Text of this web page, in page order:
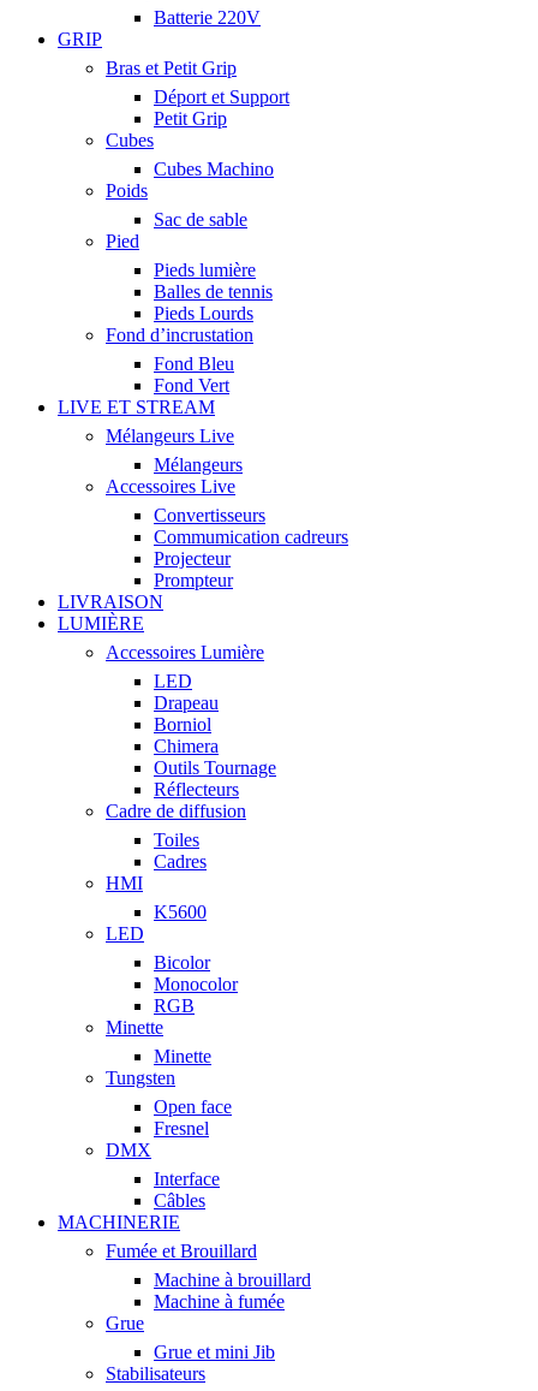
Batterie 220V
GRIP
Bras et Petit Grip
Déport et Support
Petit Grip
Cubes
Cubes Machino
Poids
Sac de sable
Pied
Pieds lumière
Balles de tennis
Pieds Lourds
Fond d’incrustation
Fond Bleu
Fond Vert
LIVE ET STREAM
Mélangeurs Live
Mélangeurs
Accessoires Live
Convertisseurs
Commumication cadreurs
Projecteur
Prompteur
LIVRAISON
LUMIÈRE
Accessoires Lumière
LED
Drapeau
Borniol
Chimera
Outils Tournage
Réflecteurs
Cadre de diffusion
Toiles
Cadres
HMI
K5600
LED
Bicolor
Monocolor
RGB
Minette
Minette
Tungsten
Open face
Fresnel
DMX
Interface
Câbles
MACHINERIE
Fumée et Brouillard
Machine à brouillard
Machine à fumée
Grue
Grue et mini Jib
Stabilisateurs